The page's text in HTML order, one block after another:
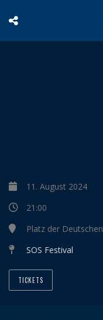
11. August 2024
21:00
Platz der
SOS Festival
TICKETS